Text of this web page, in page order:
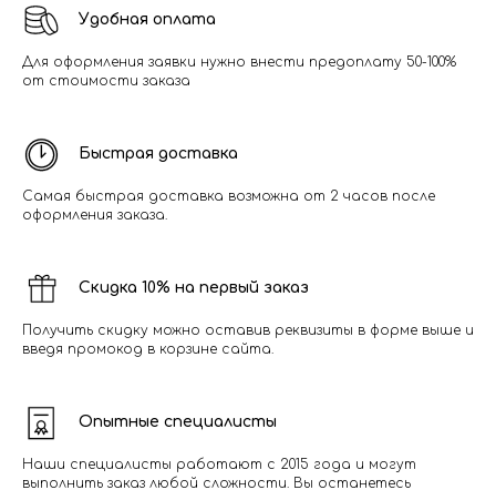
Удобная оплата
Для оформления заявки нужно внести предоплату 50-100%
от стоимости заказа
Быстрая доставка
Самая быстрая доставка возможна от 2 часов после
оформления заказа.
Скидка 10% на первый заказ
Получить скидку можно оставив реквизиты в форме выше и
введя промокод в корзине сайта.
Опытные специалисты
Наши специалисты работают с 2015 года и могут
выполнить заказ любой сложности. Вы останетесь